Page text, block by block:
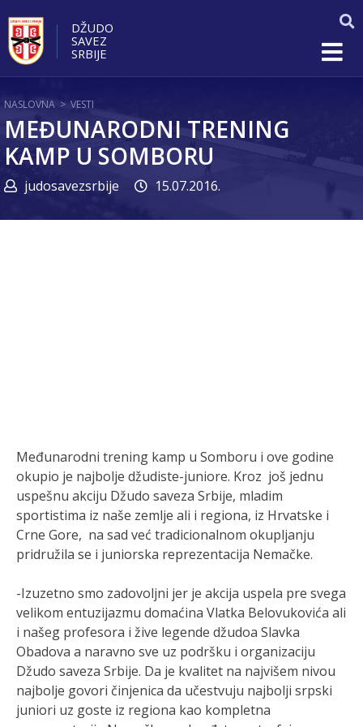
DŽUDO
SAVEZ
SRBIJE
NASLOVNA > VESTI
MEĐUNARODNI TRENING
KAMP U SOMBORU
judosavezsrbije 15.07.2016.
Međunarodni trening kamp u Somboru i ove godine
okupio je najbolje džudiste-juniore. Kroz još jednu
uspešnu akciju Džudo saveza Srbije, mladim
sportistima iz naše zemlje ali i regiona, iz Hrvatske i
Crne Gore, na sad već tradicionalnom okupljanju
pridružila se i juniorska reprezentacija Nemačke.
-Izuzetno smo zadovoljni jer je akcija uspela pre svega
velikom entuzijazmu domaćina Vlatka Belovukovića ali
i našeg profesora i žive legende džudoa Slavka
Obadova a naravno sve uz podršku i organizaciju
Džudo saveza Srbije. Da je kvalitet na najvišem nivou
najbolje govori činjenica da učestvuju najbolji srpski
juniori uz goste iz regiona kao kompletna